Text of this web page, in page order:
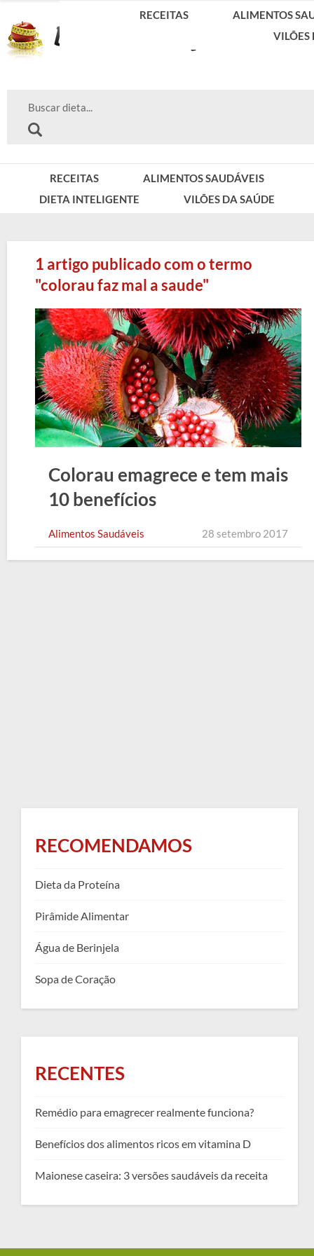
RECEITAS
ALIMENTOS SAUDÁVEIS
DIETA INTELIGENTE
VILÕES DA SAÚDE
RECEITAS
ALIMENTOS
VILÕES
1 artigo publicado com o termo
"colorau faz mal a saude"
Colorau emagrece e tem mais
10 benefícios
Alimentos Saudáveis 28 setembro 2017
RECOMENDAMOS
Dieta da Proteína
Pirâmide Alimentar
Água de Berinjela
Sopa de Coração
RECENTES
Remédio para emagrecer realmente funciona?
Benefícios dos alimentos ricos em vitamina D
Maionese caseira: 3 versões saudáveis da receita